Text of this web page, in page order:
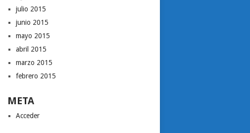
julio 2015
junio 2015
mayo 2015
abril 2015
marzo 2015
febrero 2015
META
Acceder